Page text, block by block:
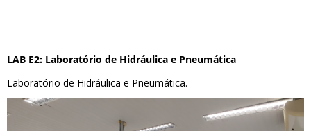
LAB E2: Laboratório de Hidráulica e Pneumática
Laboratório de Hidráulica e Pneumática.